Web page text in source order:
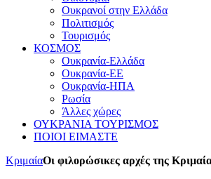
Ουκρανοί στην Ελλάδα
Πολιτισμός
Τουρισμός
ΚΟΣΜΟΣ
Ουκρανία-Ελλάδα
Ουκρανία-ΕΕ
Ουκρανία-ΗΠΑ
Ρωσία
Άλλες χώρες
ΟΥΚΡΑΝΙΑ ΤΟΥΡΙΣΜΟΣ
ΠΟΙΟΙ ΕΙΜΑΣΤΕ
ΚριμαίαΟι φιλορώσικες αρχές της